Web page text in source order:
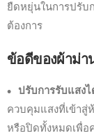
ยืดหยุ่นในการปรับ
ต้องการ
ข้อดีของผ้าม่า
ปรับการรับแสงไ
ควบคุมแสงที่เข้าสู่
หรือปิดทั้งหมดเพื่อ